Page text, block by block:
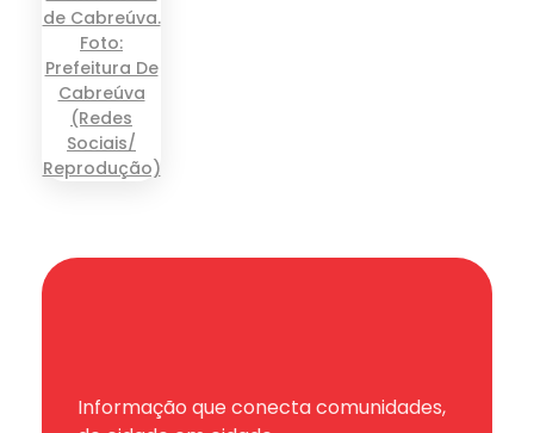
Informação que conecta comunidades,